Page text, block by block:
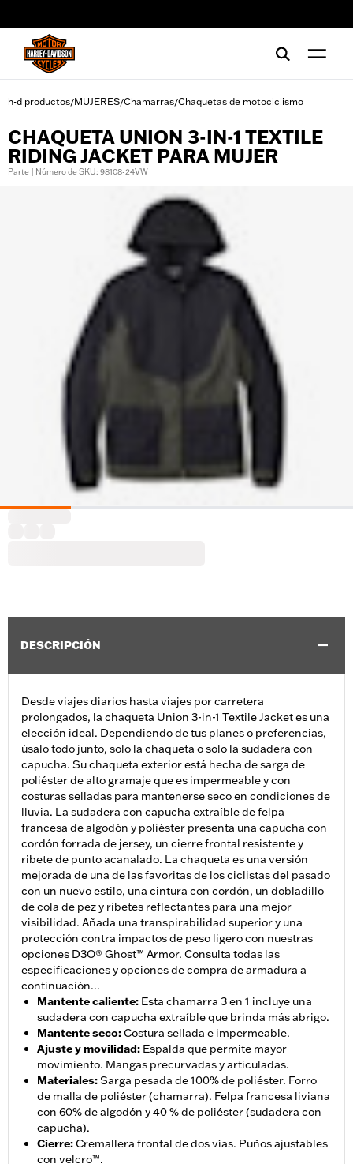
h-d productos/MUJERES/Chamarras/Chaquetas de motociclismo
CHAQUETA UNION 3-IN-1 TEXTILE
RIDING JACKET PARA MUJER
Parte | Número de SKU: 98108-24VW
DESCRIPCIÓN
Desde viajes diarios hasta viajes por carretera
prolongados, la chaqueta Union 3-in-1 Textile Jacket es una
elección ideal. Dependiendo de tus planes o preferencias,
úsalo todo junto, solo la chaqueta o solo la sudadera con
capucha. Su chaqueta exterior está hecha de sarga de
poliéster de alto gramaje que es impermeable y con
costuras selladas para mantenerse seco en condiciones de
lluvia. La sudadera con capucha extraíble de felpa
francesa de algodón y poliéster presenta una capucha con
cordón forrada de jersey, un cierre frontal resistente y
ribete de punto acanalado. La chaqueta es una versión
mejorada de una de las favoritas de los ciclistas del pasado
con un nuevo estilo, una cintura con cordón, un dobladillo
de cola de pez y ribetes reflectantes para una mejor
visibilidad. Añada una transpirabilidad superior y una
protección contra impactos de peso ligero con nuestras
opciones D3O® Ghost™ Armor. Consulta todas las
especificaciones y opciones de compra de armadura a
continuación...
Mantente caliente: Esta chamarra 3 en 1 incluye una
sudadera con capucha extraíble que brinda más abrigo.
Mantente seco:Costura sellada e impermeable.
Ajuste y movilidad: Espalda que permite mayor
movimiento. Mangas precurvadas y articuladas.
Materiales:Sarga pesada de 100% de poliéster. Forro
de malla de poliéster (chamarra). Felpa francesa liviana
con 60% de algodón y 40 % de poliéster (sudadera con
capucha).
Cierre:Cremallera frontal de dos vías. Puños ajustables
con velcro™.